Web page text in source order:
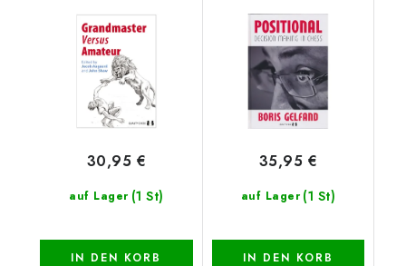
auf Lager (1 St)
30,95 €
IN DEN KORB
auf Lager (1 St)
35,95 €
IN DEN KORB